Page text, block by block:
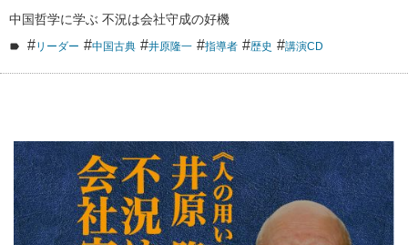
中国哲学に学ぶ 不況は会社守成の好機
#リーダー #中国古典 #井原隆一 #指導者 #歴史 #講演CD